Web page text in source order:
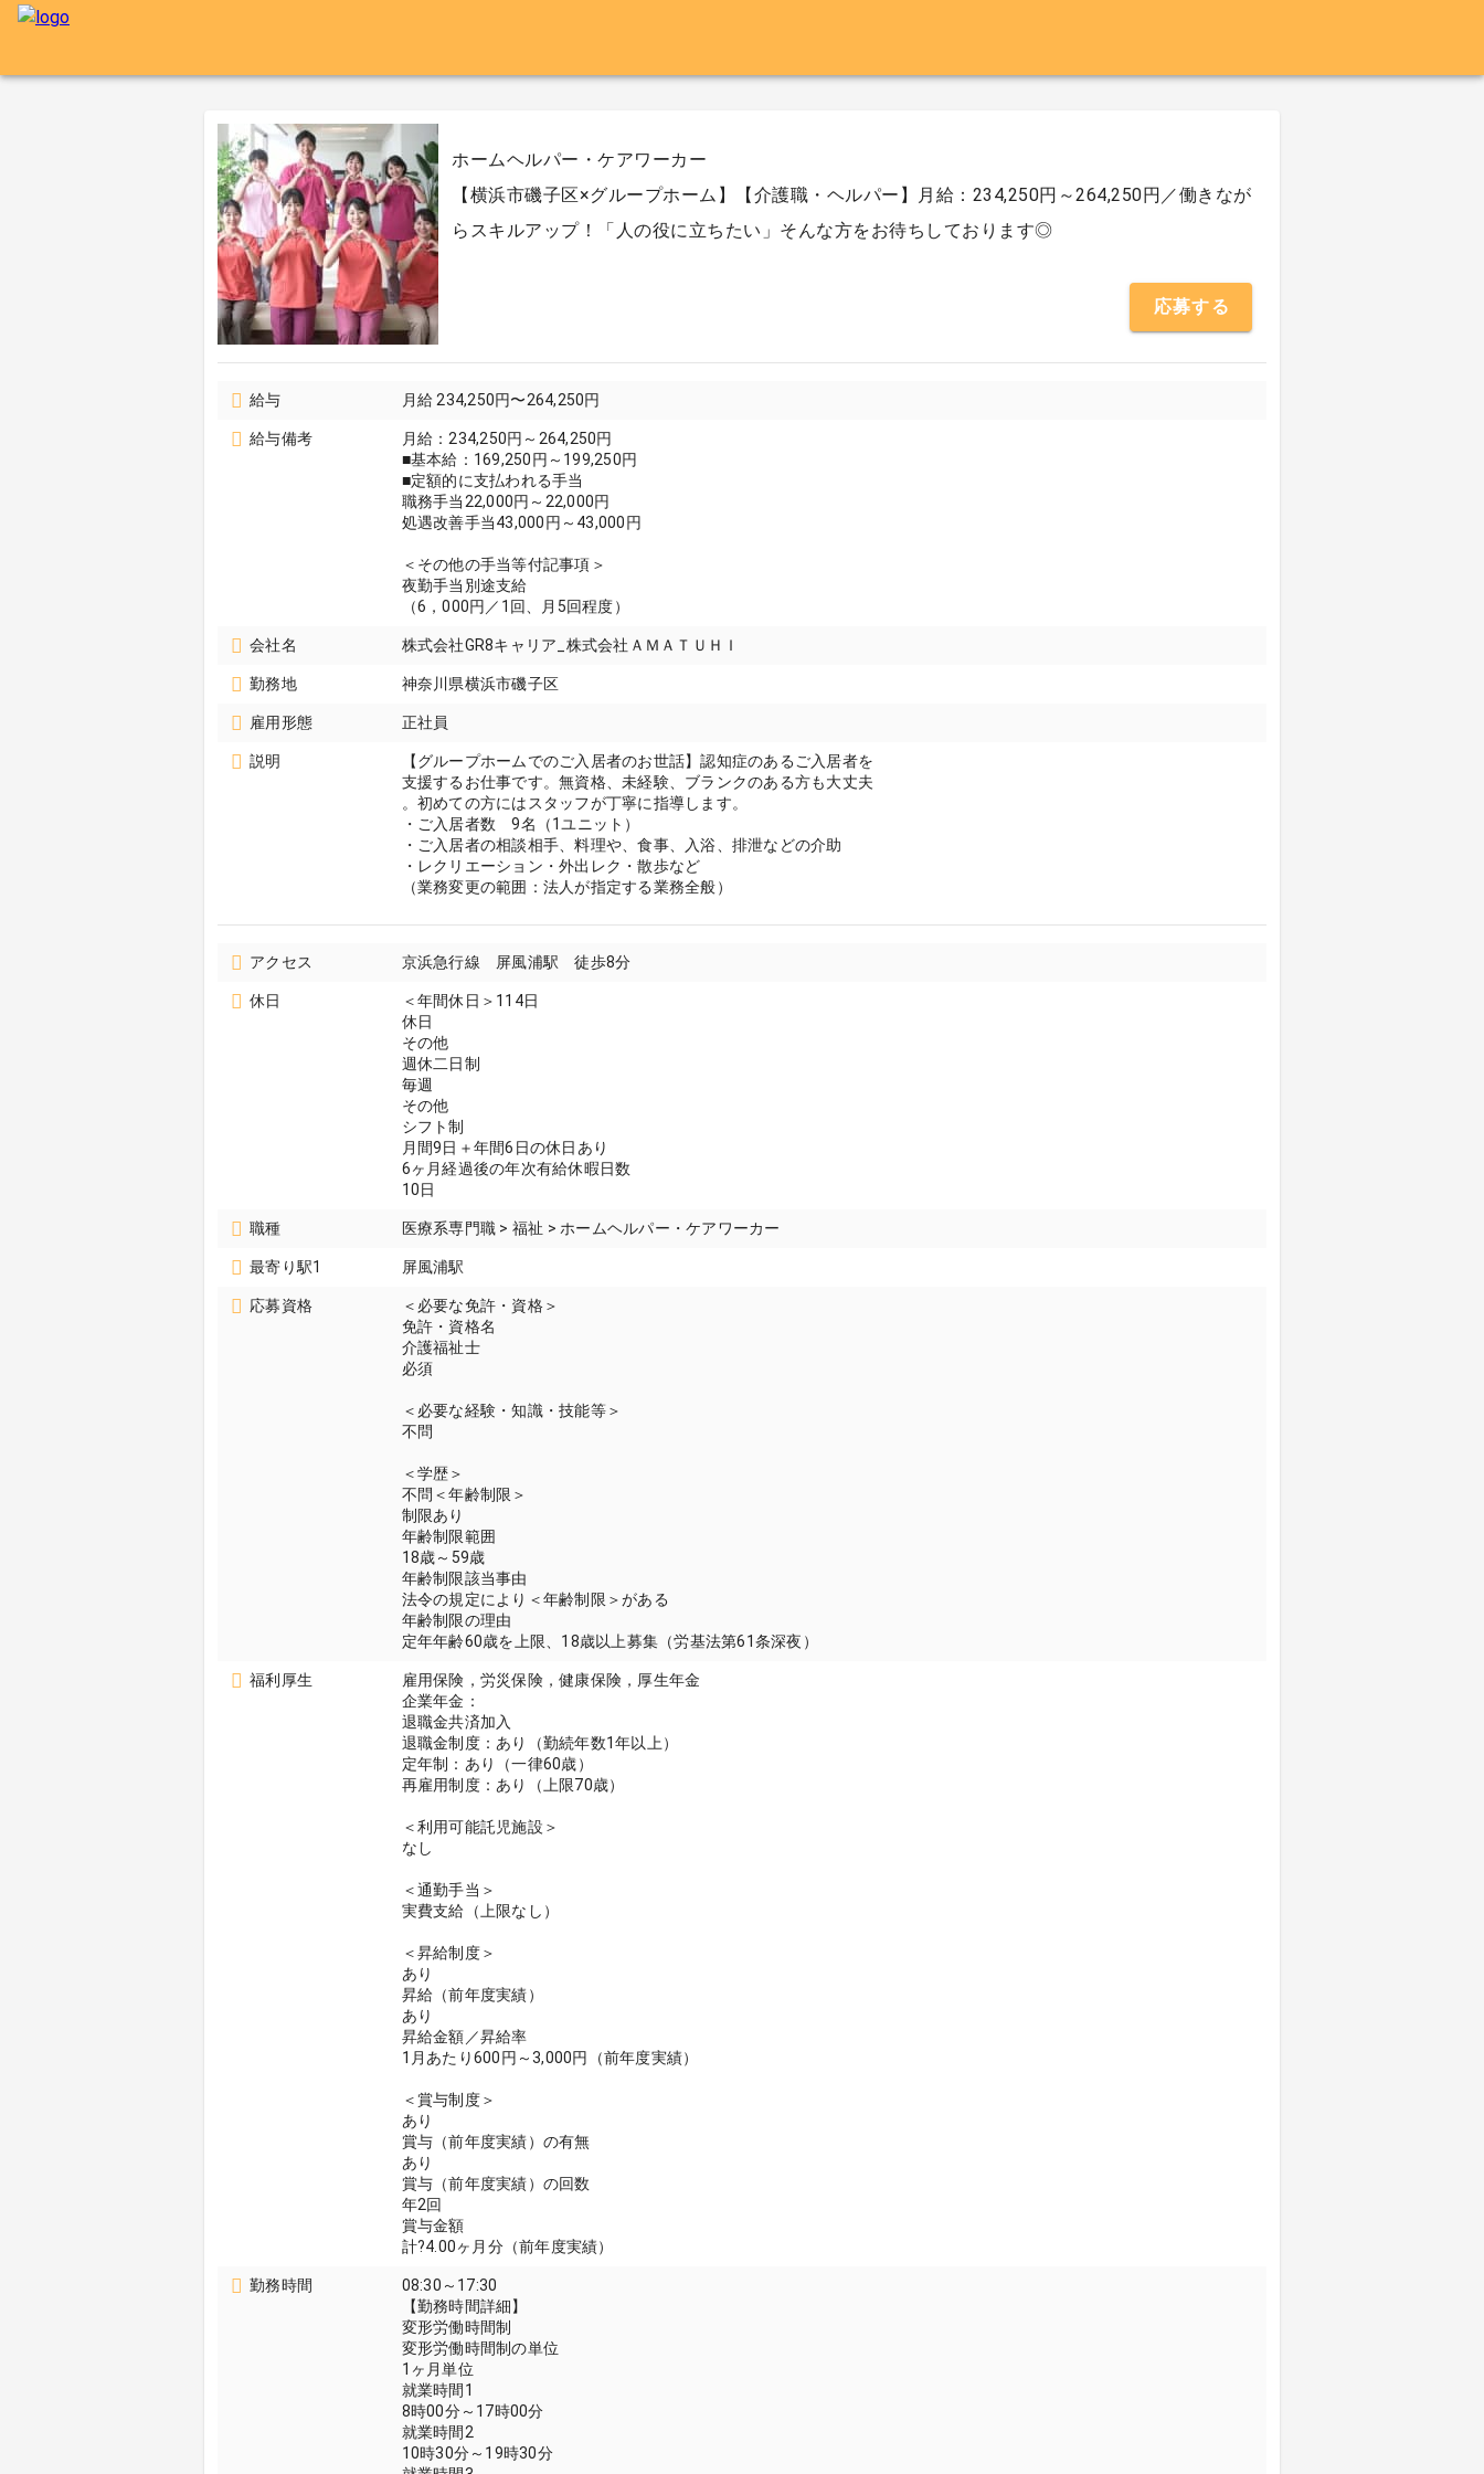
ホームヘルパー・ケアワーカー
【横浜市磯子区×グループホーム】【介護職・ヘルパー】月給：234,250円～264,250円／働きなが
らスキルアップ！「人の役に立ちたい」そんな方をお待ちしております◎
応募する
給与 月給 234,250円〜264,250円
給与備考
月給：234,250円～264,250円
■基本給：169,250円～199,250円
■定額的に支払われる手当
職務手当22,000円～22,000円
処遇改善手当43,000円～43,000円
＜その他の手当等付記事項＞
夜勤手当別途支給
（6，000円／1回、月5回程度）
会社名 株式会社GR8キャリア_株式会社ＡＭＡＴＵＨＩ
勤務地 神奈川県横浜市磯子区
雇用形態 正社員
説明
【グループホームでのご入居者のお世話】認知症のあるご入居者を
支援するお仕事です。無資格、未経験、ブランクのある方も大丈夫
。初めての方にはスタッフが丁寧に指導します。
・ご入居者数 9名（1ユニット）
・ご入居者の相談相手、料理や、食事、入浴、排泄などの介助
・レクリエーション・外出レク・散歩など
（業務変更の範囲：法人が指定する業務全般）
アクセス 京浜急行線 屏風浦駅 徒歩8分
休日
＜年間休日＞114日
休日
その他
週休二日制
毎週
その他
シフト制
月間9日＋年間6日の休日あり
6ヶ月経過後の年次有給休暇日数
10日
職種 医療系専門職 > 福祉 > ホームヘルパー・ケアワーカー
最寄り駅1 屏風浦駅
応募資格
＜必要な免許・資格＞
免許・資格名
介護福祉士
必須
＜必要な経験・知識・技能等＞
不問
＜学歴＞
不問＜年齢制限＞
制限あり
年齢制限範囲
18歳～59歳
年齢制限該当事由
法令の規定により＜年齢制限＞がある
年齢制限の理由
定年年齢60歳を上限、18歳以上募集（労基法第61条深夜）
福利厚生
雇用保険，労災保険，健康保険，厚生年金
企業年金：
退職金共済加入
退職金制度：あり（勤続年数1年以上）
定年制：あり（一律60歳）
再雇用制度：あり（上限70歳）
＜利用可能託児施設＞
なし
＜通勤手当＞
実費支給（上限なし）
＜昇給制度＞
あり
昇給（前年度実績）
あり
昇給金額／昇給率
1月あたり600円～3,000円（前年度実績）
＜賞与制度＞
あり
賞与（前年度実績）の有無
あり
賞与（前年度実績）の回数
年2回
賞与金額
計?4.00ヶ月分（前年度実績）
勤務時間
08:30～17:30
【勤務時間詳細】
変形労働時間制
変形労働時間制の単位
1ヶ月単位
就業時間1
8時00分～17時00分
就業時間2
10時30分～19時30分